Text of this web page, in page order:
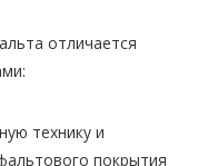
отличается
технику и
покрытия